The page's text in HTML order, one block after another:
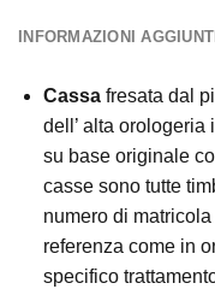
INFORMAZIONI
Cassa fresata dal
dell’ alta orologeria
su base originale
casse sono tutte
numero di
referenza come in
specifico